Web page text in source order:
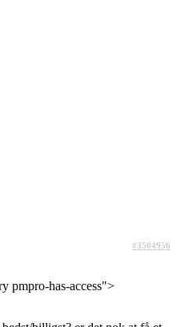
#3504956
pmpro-has-access">